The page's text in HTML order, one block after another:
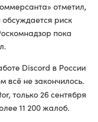
отметил,
обсуждается риск
пока
Discord в России
всё не закончилось.
только 26 сентября
11 200 жалоб.